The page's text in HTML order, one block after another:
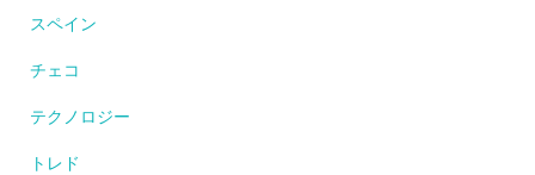
スペイン
チェコ
テクノロジー
トレド